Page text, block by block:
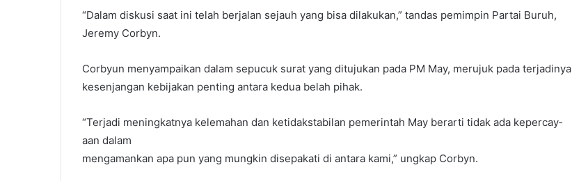
“Dalam diskusi saat ini telah berjalan sejauh yang bisa dilakukan,” tandas pemimpin Partai Buruh,
Jeremy Corbyn.
Corbyun menyampaikan dalam sepucuk surat yang ditujukan pada PM May, merujuk pada terjadinya
kesenjangan kebijakan penting antara kedua belah pihak.
“Terjadi meningkatnya kelemahan dan ketidakstabilan pemerintah May berarti tidak ada kepercay­
aan dalam
mengamankan apa pun yang mungkin disepakati di antara kami,” ungkap Corbyn.